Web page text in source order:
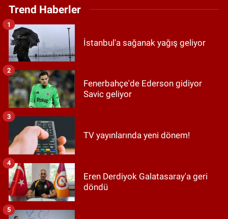
Trend Haberler
İstanbul'a sağanak yağış geliyor
1
Fenerbahçe'de Ederson gidiyor
Savic geliyor
2
TV yayınlarında yeni dönem!
3
Eren Derdiyok Galatasaray'a geri
döndü
4
5